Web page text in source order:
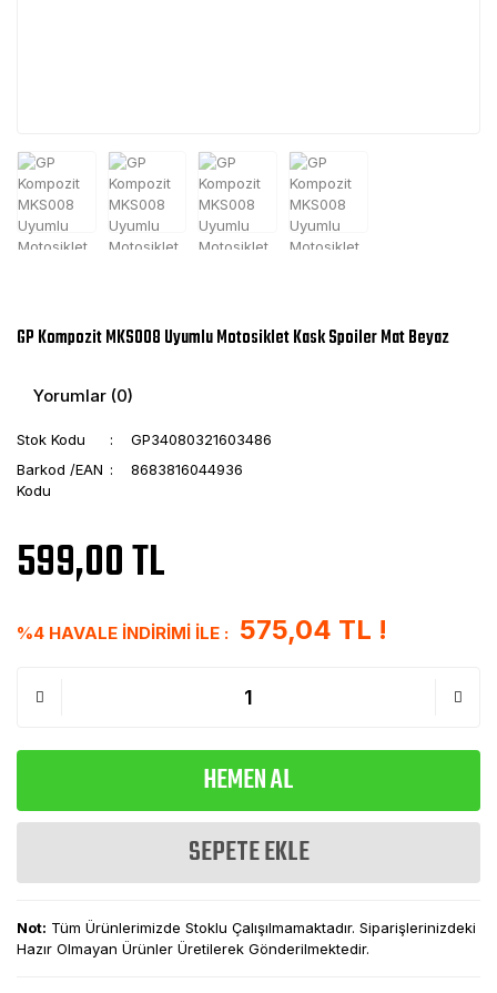
GP Kompozit MKS008 Uyumlu Motosiklet Kask Spoiler Mat Beyaz
Yorumlar (0)
Stok Kodu
GP34080321603486
Barkod /EAN
Kodu
8683816044936
599,00 TL
%4 HAVALE İNDİRİMİ İLE : 575,04 TL !
HEMEN AL
SEPETE EKLE
Not: Tüm Ürünlerimizde Stoklu Çalışılmamaktadır. Siparişlerinizdeki
Hazır Olmayan Ürünler Üretilerek Gönderilmektedir.